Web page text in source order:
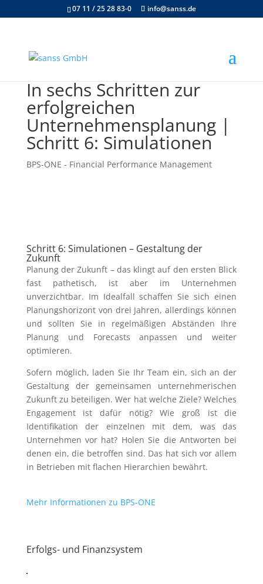
07 11 / 25 28 83-0 info@sanss.de
In sechs Schritten zur
erfolgreichen
Unternehmensplanung |
Schritt 6: Simulationen
BPS-ONE - Financial Performance Management
Schritt 6: Simulationen – Gestaltung der
Zukunft
Planung der Zukunft – das klingt auf den ersten Blick
fast pathetisch, ist aber im Unternehmen
unverzichtbar. Im Idealfall schaffen Sie sich einen
Planungshorizont von drei Jahren, allerdings können
und sollten Sie in regelmäßigen Abständen Ihre
Planung und Forecasts anpassen und weiter
optimieren.
Sofern möglich, laden Sie Ihr Team ein, sich an der
Gestaltung der gemeinsamen unternehmerischen
Zukunft zu beteiligen. Wer hat welche Ziele? Welches
Engagement ist dafür nötig? Wie groß ist die
Identifikation der einzelnen mit dem, was das
Unternehmen vor hat? Holen Sie die Antworten bei
denen ein, die betroffen sind. Das hat sich vor allem
in Betrieben mit flachen Hierarchien bewährt.
Mehr Informationen zu BPS-ONE
Erfolgs- und Finanzsystem